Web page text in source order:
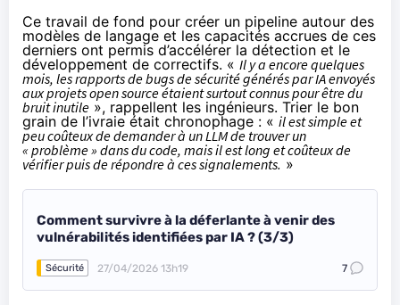
Ce travail de fond pour créer un pipeline autour des
modèles de langage et les capacités accrues de ces
derniers ont permis d’accélérer la détection et le
développement de correctifs. « Il y a encore quelques
mois, les rapports de bugs de sécurité générés par IA envoyés
aux projets open source étaient surtout connus pour être du
bruit inutile », rappellent les ingénieurs. Trier le bon
grain de l’ivraie était chronophage : « il est simple et
peu coûteux de demander à un LLM de trouver un
« problème » dans du code, mais il est long et coûteux de
vérifier puis de répondre à ces signalements. »
Comment survivre à la déferlante à venir des
vulnérabilités identifiées par IA ? (3/3)
Sécurité 27/04/2026 13h19 7